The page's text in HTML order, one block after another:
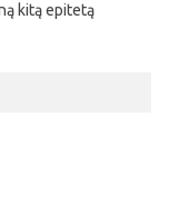
kitą epitetą